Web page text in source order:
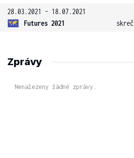
28.03.2021 - 18.07.2021
Futures 2021
skreč
Zprávy
Nenalezeny žádné zprávy.